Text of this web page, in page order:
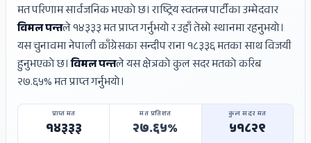
मत परिणाम सार्वजनिक भएको छ। राष्ट्रिय स्वतन्त्र पार्टीका उम्मेदवार
विमल पन्तले १४३३३ मत प्राप्त गर्नुभयो र उहाँ तेस्रो स्थानमा रहनुभयो।
यस चुनावमा नेपाली काँग्रेसका सन्दीप राना १८३३६ मतका साथ विजयी
हुनुभएको छ।विमल पन्तले यस क्षेत्रको कुल सदर मतको करिब
२७.६५% मत प्राप्त गर्नुभयो।
प्राप्त मत
१४३३३
मत प्रतिशत
२७.६५%
कुल सदर मत
५१८२९